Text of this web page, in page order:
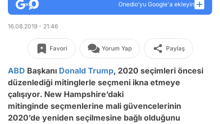
Onedio’yu Google'a ekleyin
16.08.2019 - 21:46
Favori Yorum Yap Paylaş
ABD Başkanı Donald Trump, 2020 seçimleri öncesi
düzenlediği mitinglerle seçmeni ikna etmeye
çalışıyor. New Hampshire’daki
mitinginde seçmenlerine mali güvencelerinin
2020’de yeniden seçilmesine bağlı olduğunu